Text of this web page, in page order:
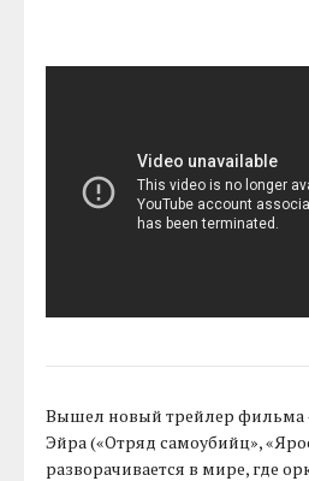
Вышел новый трейлер фильма
Эйра («Отряд самоубийц»,
разворачивается в мире, где